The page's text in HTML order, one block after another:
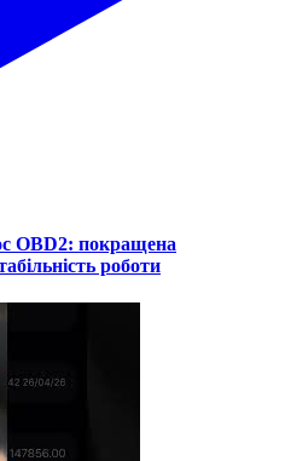
OBD2: покращена
роботи